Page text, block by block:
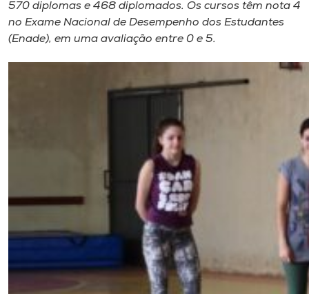
570 diplomas e 468 diplomados. Os cursos têm nota 4
no Exame Nacional de Desempenho dos Estudantes
(Enade), em uma avaliação entre 0 e 5.